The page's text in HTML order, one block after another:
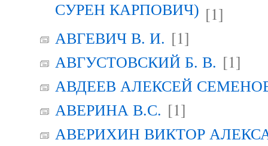
СУРЕН КАРПОВИЧ) [1]
АВГЕВИЧ В. И. [1]
АВГУСТОВСКИЙ Б. В. [1]
АВДЕЕВ АЛЕКСЕЙ
АВЕРИНА B.C. [1]
АВЕРИХИН ВИКТОР